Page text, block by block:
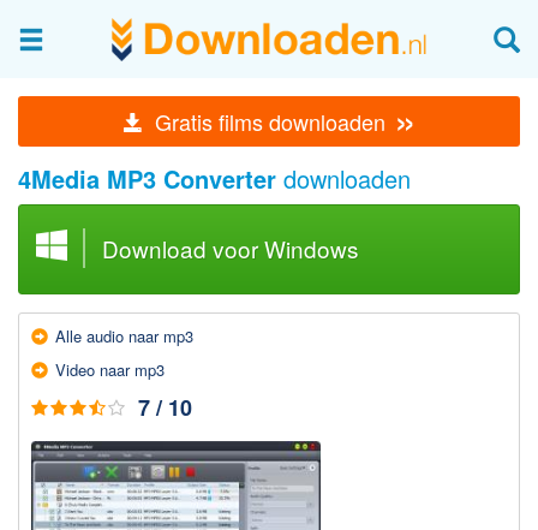
Gratis films downloaden »
Afbeeldingen & fotografie
Beheren en bekijken
Afbeelding & foto bewerken
Foto apps
Screenshots Maken
Audio & Video
Branden en Rippen
Media streamen
Mediaspeler
Opnemen Audio en Video
4Media MP3 Converter downloaden
Download voor Windows
Alle audio naar mp3
Video naar mp3
7 / 10